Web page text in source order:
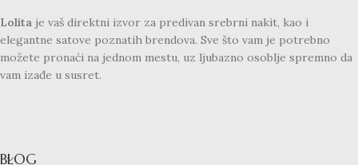
Lolita je vaš direktni izvor za predivan srebrni nakit, kao i
elegantne satove poznatih brendova. Sve što vam je potrebno
možete pronaći na jednom mestu, uz ljubazno osoblje spremno da
vam izađe u susret.
BLOG